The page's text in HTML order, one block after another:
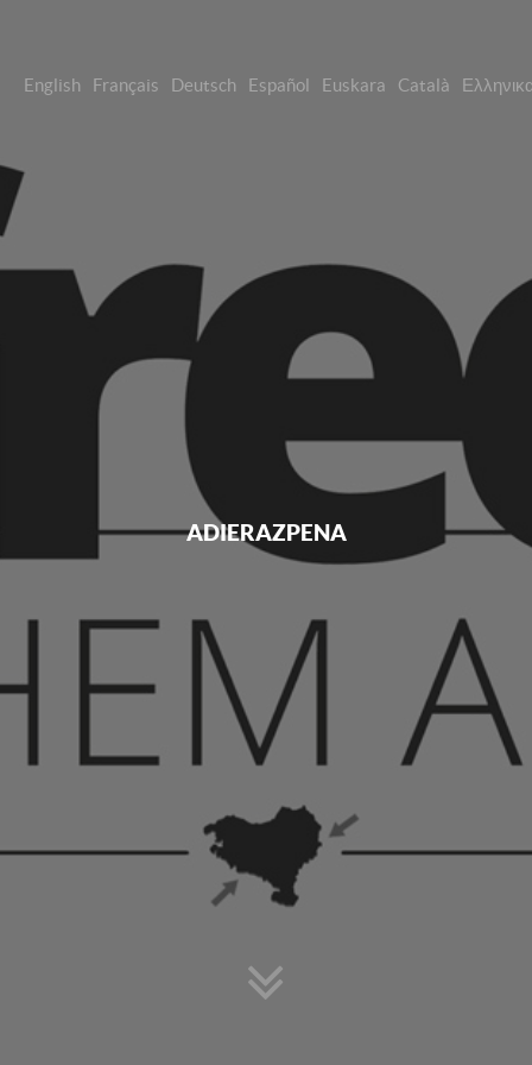
English Français Deutsch Español Euskara Català
ADIERAZPENA